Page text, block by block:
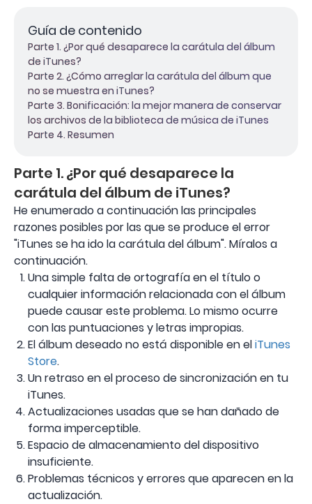
Guía de contenido
Parte 1. ¿Por qué desaparece la carátula del álbum
de iTunes?
Parte 2. ¿Cómo arreglar la carátula del álbum que
no se muestra en iTunes?
Parte 3. Bonificación: la mejor manera de conservar
los archivos de la biblioteca de música de iTunes
Parte 4. Resumen
Parte 1. ¿Por qué desaparece la
carátula del álbum de iTunes?
He enumerado a continuación las principales
razones posibles por las que se produce el error
"iTunes se ha ido la carátula del álbum". Míralos a
continuación.
Una simple falta de ortografía en el título o
cualquier información relacionada con el álbum
puede causar este problema. Lo mismo ocurre
con las puntuaciones y letras impropias.
El álbum deseado no está disponible en eliTunes
Store.
Un retraso en el proceso de sincronización en tu
iTunes.
Actualizaciones usadas que se han dañado de
forma imperceptible.
Espacio de almacenamiento del dispositivo
insuficiente.
Problemas técnicos y errores que aparecen en la
actualización.